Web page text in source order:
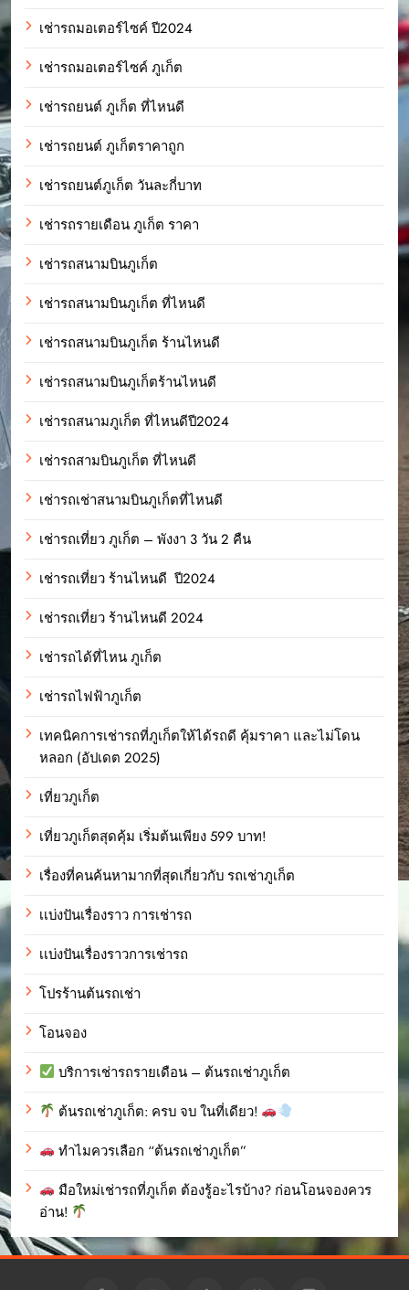
เช่ารถมอเตอร์ไซค์ ปี2024
เช่ารถมอเตอร์ไซค์ ภูเก็ต
เช่ารถยนต์ ภูเก็ต ที่ไหนดี
เช่ารถยนต์ ภูเก็ตราคาถูก
เช่ารถยนต์ภูเก็ต วันละกี่บาท
เช่ารถรายเดือน ภูเก็ต ราคา
เช่ารถสนามบินภูเก็ต
เช่ารถสนามบินภูเก็ต ที่ไหนดี
เช่ารถสนามบินภูเก็ต ร้านไหนดี
เช่ารถสนามบินภูเก็ตร้านไหนดี
เช่ารถสนามภูเก็ต ที่ไหนดีปี2024
เช่ารถสามบินภูเก็ต ที่ไหนดี
เช่ารถเช่าสนามบินภูเก็ตที่ไหนดี
เช่ารถเที่ยว ภูเก็ต – พังงา 3 วัน 2 คืน
เช่ารถเที่ยว ร้านไหนดี ปี2024
เช่ารถเที่ยว ร้านไหนดี 2024
เช่ารถได้ที่ไหน ภูเก็ต
เช่ารถไฟฟ้าภูเก็ต
เทคนิคการเช่ารถที่ภูเก็ตให้ได้รถดี คุ้มราคา และไม่โดน
หลอก (อัปเดต 2025)
เที่ยวภูเก็ต
เที่ยวภูเก็ตสุดคุ้ม เริ่มต้นเพียง 599 บาท!
เรื่องที่คนค้นหามากที่สุดเกี่ยวกับ รถเช่าภูเก็ต
เเบ่งปันเรื่องราว การเช่ารถ
เเบ่งปันเรื่องราวการเช่ารถ
โปรร้านต้นรถเช่า
โอนจอง
บริการเช่ารถรายเดือน – ต้นรถเช่าภูเก็ต
ต้นรถเช่าภูเก็ต: ครบ จบ ในที่เดียว!
ทำไมควรเลือก “ต้นรถเช่าภูเก็ต”
มือใหม่เช่ารถที่ภูเก็ต ต้องรู้อะไรบ้าง? ก่อนโอนจองควร
อ่าน!